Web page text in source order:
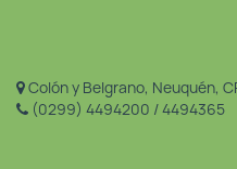
Colón y Belgrano, Neuquén,
(0299) 4494200 / 4494365